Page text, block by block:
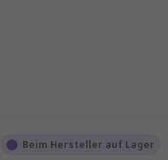
Beim Hersteller auf Lager